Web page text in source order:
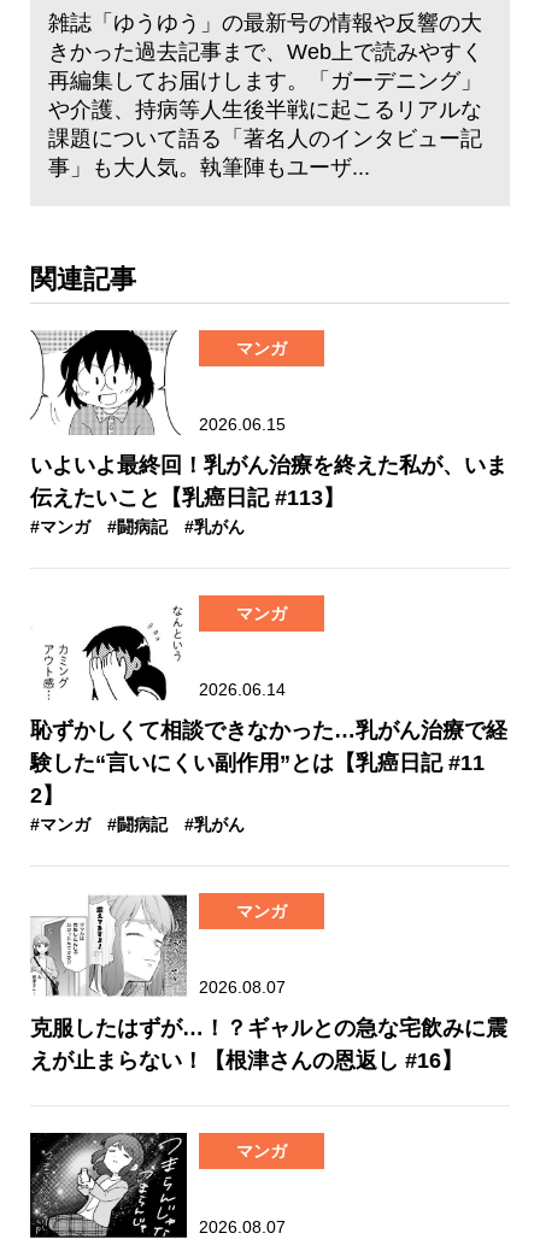
雑誌「ゆうゆう」の最新号の情報や反響の大
きかった過去記事まで、Web上で読みやすく
再編集してお届けします。「ガーデニング」
や介護、持病等人生後半戦に起こるリアルな
課題について語る「著名人のインタビュー記
事」も大人気。執筆陣もユーザ...
関連記事
マンガ
2026.06.15
いよいよ最終回！乳がん治療を終えた私が、いま
伝えたいこと【乳癌日記 #113】
#マンガ #闘病記 #乳がん
マンガ
2026.06.14
恥ずかしくて相談できなかった…乳がん治療で経
験した“言いにくい副作用”とは【乳癌日記 #11
2】
#マンガ #闘病記 #乳がん
マンガ
2026.08.07
克服したはずが…！？ギャルとの急な宅飲みに震
えが止まらない！【根津さんの恩返し #16】
マンガ
2026.08.07